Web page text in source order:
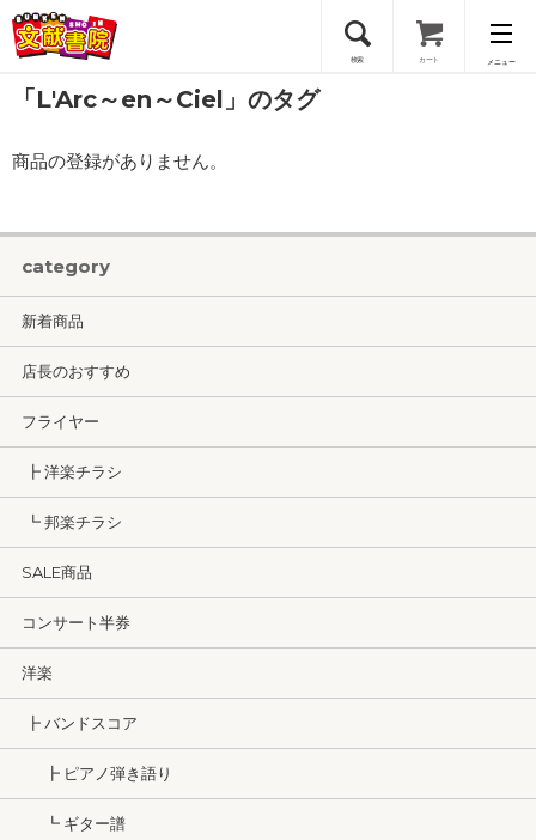
検索 カート メニュー
会員登録
「L'Arc～en～Ciel」のタグ
商品の登録がありません。
category
新着商品
店長のおすすめ
フライヤー
┣ 洋楽チラシ
┗ 邦楽チラシ
SALE商品
コンサート半券
洋楽
┣ バンドスコア
┣ ピアノ弾き語り
┗ ギター譜